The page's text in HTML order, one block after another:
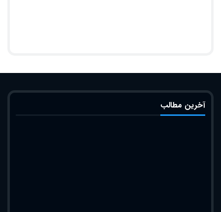
آخرین مطالب